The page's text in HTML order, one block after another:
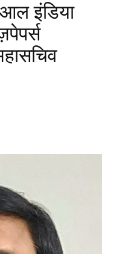
इंडिया